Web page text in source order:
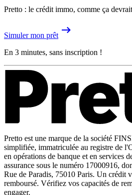
Pretto : le crédit immo, comme ça
Simuler mon prêt
En 3 minutes, sans inscription !
Pretto est une marque de la société
simplifiée, immatriculée au registre de
en opérations de banque et en services
assurance sous le numéro 17000916,
Rue de Paradis, 75010 Paris. Un crédit
remboursé. Vérifiez vos capacités de
engager.